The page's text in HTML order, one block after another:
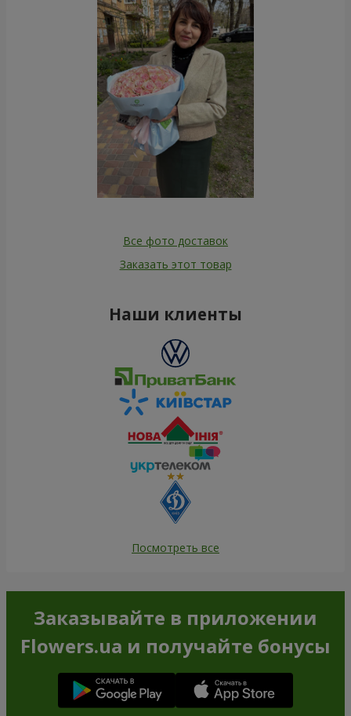
Все фото доставок
Заказать этот товар
Наши клиенты
Посмотреть все
Заказывайте в приложении
Flowers.ua и получайте бонусы